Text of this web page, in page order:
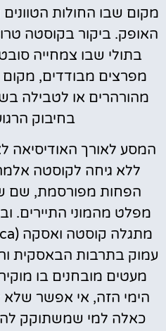
מקום שבו החולות
האופק. ביקור בקוסטה
בתולי שבו צמחייה
מפרצים מבודדים, מקום
מהורהרים או לטבילה
בחיבוק
המסע לאורך האודיסיאה
הפחות מפורסמת, שם
מפלט מהמוני התיירים.
עמוק בתרבות הבאסקית
מעטים מובחנים בו
הימי הזה, אי אפשר שלא
כאלה למי שמשתוקק